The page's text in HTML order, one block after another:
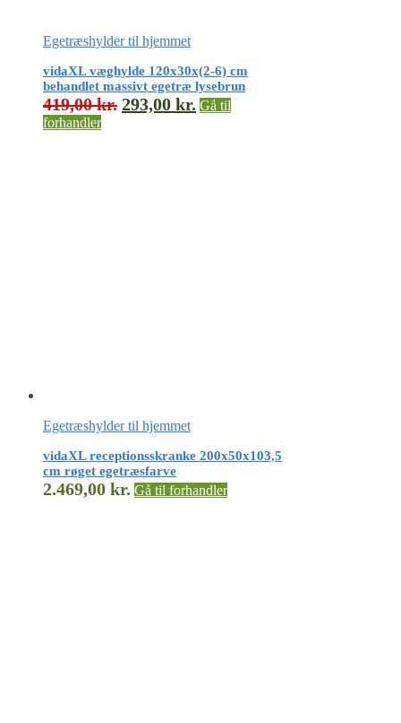
Egetræshylder til hjemmet
vidaXL væghylde 120x30x(2-6) cm
behandlet massivt egetræ lysebrun
419,00kr. 293,00 kr. Gå til
forhandler
Egetræshylder til hjemmet
vidaXL receptionsskranke 200x50x103,5
cm røget egetræsfarve
2.469,00 kr. Gå til forhandler